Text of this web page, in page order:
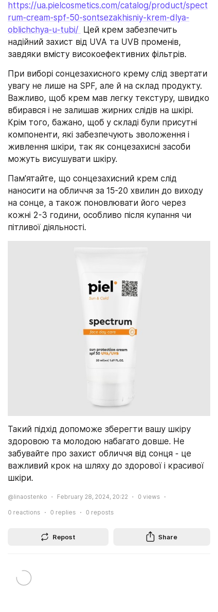
https://ua.pielcosmetics.com/catalog/product/spect
rum-cream-spf-50-sontsezakhisniy-krem-dlya-
oblichchya-u-tubi/
Цей крем забезпечить
надійний захист від UVA та UVB променів,
завдяки вмісту високоефективних фільтрів.
При виборі сонцезахисного крему слід звертати
увагу не лише на SPF, але й на склад продукту.
Важливо, щоб крем мав легку текстуру, швидко
вбирався і не залишав жирних слідів на шкірі.
Крім того, бажано, щоб у складі були присутні
компоненти, які забезпечують зволоження і
живлення шкіри, так як сонцезахисні засоби
можуть висушувати шкіру.
Пам'ятайте, що сонцезахисний крем слід
наносити на обличчя за 15-20 хвилин до виходу
на сонце, а також поновлювати його через
кожні 2-3 години, особливо після купання чи
пітливої діяльності.
Такий підхід допоможе зберегти вашу шкіру
здоровою та молодою набагато довше. Не
забувайте про захист обличчя від сонця - це
важливий крок на шляху до здорової і красивої
шкіри.
@linaostenko February 28, 2024, 20:22 0 views
0 reactions 0 replies 0 reposts
Repost Share